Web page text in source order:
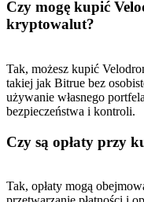
Czy mogę kupić
kryptowalut?
Tak, możesz kupić
takiej jak Bitrue bez
używanie własnego
bezpieczeństwa i kontroli.
Czy są opłaty przy
Tak, opłaty mogą